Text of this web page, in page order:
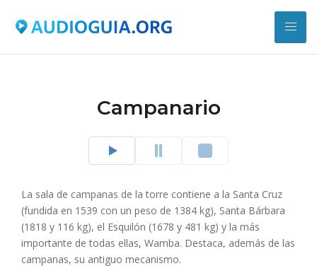
Campanario
La sala de campanas de la torre contiene a la Santa Cruz
(fundida en 1539 con un peso de 1384 kg), Santa Bárbara
(1818 y 116 kg), el Esquilón (1678 y 481 kg) y la más
importante de todas ellas, Wamba. Destaca, además de las
campanas, su antiguo mecanismo.